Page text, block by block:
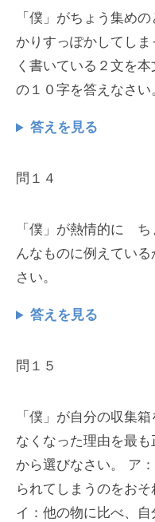
「僕」がちょう集め
かりすっぽかしてし
く書いている２文を
の１０字を答えなさい
答えを見る
問１４
「僕」が熱情的に
んなものに例えてい
さい。
答えを見る
問１５
「僕」が自分の収集
なくなった理由を最
から選びなさい。 ア
られてしまうのをおそ
イ：他の物に比べ、